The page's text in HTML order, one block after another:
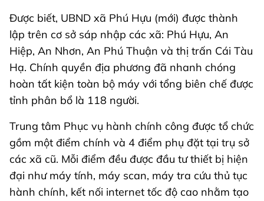
Được biết, UBND xã Phú Hựu (mới) được thành
lập trên cơ sở sáp nhập các xã: Phú Hựu, An
Hiệp, An Nhơn, An Phú Thuận và thị trấn Cái Tàu
Hạ. Chính quyền địa phương đã nhanh chóng
hoàn tất kiện toàn bộ máy với tổng biên chế được
tỉnh phân bổ là 118 người.
Trung tâm Phục vụ hành chính công được tổ chức
gồm một điểm chính và 4 điểm phụ đặt tại trụ sở
các xã cũ. Mỗi điểm đều được đầu tư thiết bị hiện
đại như máy tính, máy scan, máy tra cứu thủ tục
hành chính, kết nối internet tốc độ cao nhằm tạo